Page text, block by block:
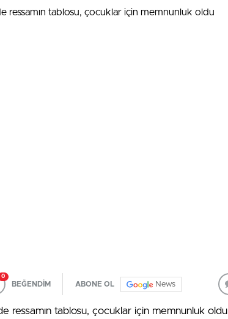
0
BEĞENDİM ABONE OL News
ressamın tablosu, çocuklar için memnunluk oldu